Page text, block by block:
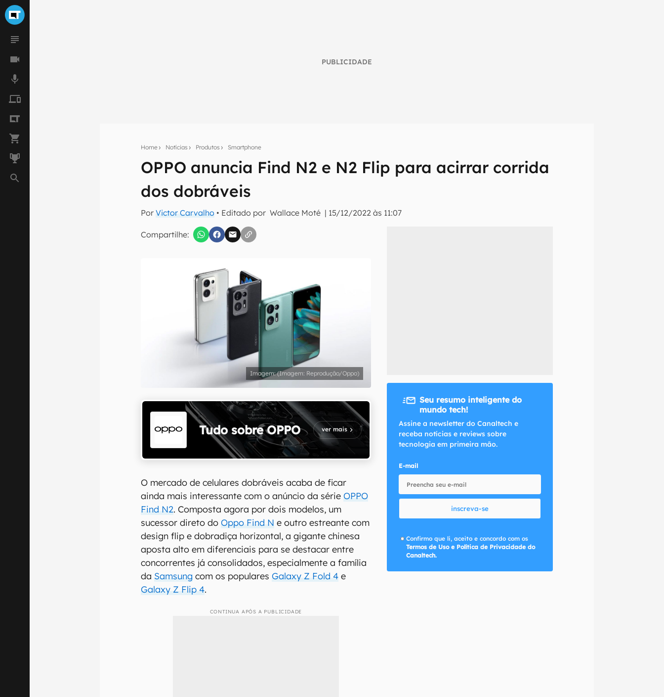
PUBLICIDADE
Home Notícias Produtos Smartphone
OPPO anuncia Find N2 e N2 Flip para acirrar corrida
dos dobráveis
PorVictor Carvalho • Editado por Wallace Moté | 15/12/2022 às 11:07
Compartilhe:
Assine a newsletter do Canaltech e receba notícias e reviews sobre tecnologia em primeira
Confirmo que li, aceito e concordo com os Termos de Uso e Política de Privacidade do Canaltech.
(Imagem: Reprodução/Oppo)
Tudo sobre OPPO ver mais
O mercado de celulares dobráveis acaba de ficar
ainda mais interessante com o anúncio da sérieOPPO
Find N2. Composta agora por dois modelos, um
sucessor direto doOppo Find N e outro estreante com
design flip e dobradiça horizontal, a gigante chinesa
aposta alto em diferenciais para se destacar entre
concorrentes já consolidados, especialmente a família
da Samsung com os popularesGalaxy Z Fold 4 e
Galaxy Z Flip 4.
CONTINUA APÓS A PUBLICIDADE
Seu resumo inteligente do
mundo tech!
Assine a newsletter do Canaltech e
receba notícias e reviews sobre
tecnologia em primeira mão.
E-mail
inscreva-se
Confirmo que li, aceito e concordo com os
Termos de Uso e Política de Privacidade do
Canaltech.